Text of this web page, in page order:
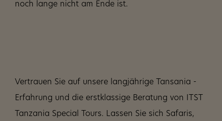
noch lange nicht am Ende ist.
Vertrauen Sie auf unsere langjährige Tansania -
Erfahrung und die erstklassige Beratung von ITST
Tanzania Special Tours. Lassen Sie sich Safaris,